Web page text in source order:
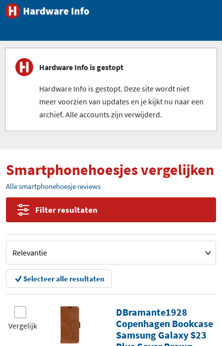
Hardware Info is gestopt
Hardware Info is gestopt. Deze site wordt niet
meer voorzien van updates en je kijkt nu naar een
archief. Alle accounts zijn verwijderd.
Smartphonehoesjes vergelijken
Alle smartphonehoesje reviews
Filter resultaten
Selecteer alle resultaten
Vergelijk
DBramante1928
Copenhagen Bookcase
Samsung Galaxy S23